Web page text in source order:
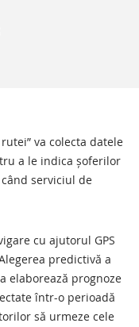
va colecta datele
a le indica șoferilor
serviciul de
cu ajutorul GPS
predictivă a
elaborează prognoze
într-o perioadă
să urmeze cele